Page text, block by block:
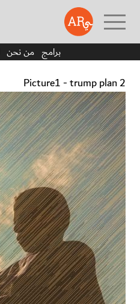
برامج من نحن
Picture1 - trump plan 2